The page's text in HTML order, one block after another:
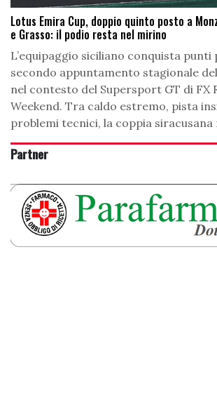
Lotus Emira Cup, doppio quinto posto a
e Grasso: il podio resta nel mirino
L’equipaggio siciliano conquista punti
secondo appuntamento stagionale
nel contesto del Supersport GT di FX
Weekend. Tra caldo estremo, pista
problemi tecnici, la coppia
Partner